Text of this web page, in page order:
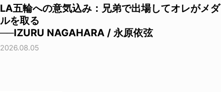
LA五輪への意気込み：兄弟で出場してオレがメダ
ルを取る
──IZURU NAGAHARA / 永原依弦
2026.08.05